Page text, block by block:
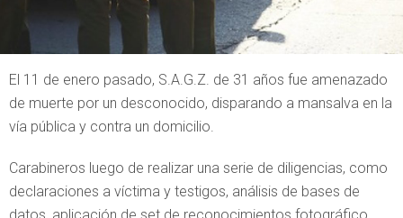
El 11 de enero pasado, S.A.G.Z. de 31 años fue amenazado
de muerte por un desconocido, disparando a mansalva en la
vía pública y contra un domicilio.
Carabineros luego de realizar una serie de diligencias, como
declaraciones a víctima y testigos, análisis de bases de